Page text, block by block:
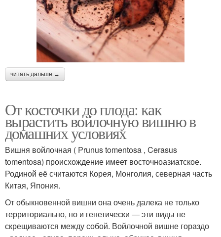
читать дальше →
От косточки до плода: как
вырастить войлочную вишню в
домашних условиях
Вишня войлочная ( Prunus tomentosa , Cerasus
tomentosa) происхождение имеет восточноазиатское.
Родиной её считаются Корея, Монголия, северная часть
Китая, Япония.
От обыкновенной вишни она очень далека не только
территориально, но и генетически — эти виды не
скрещиваются между собой. Войлочной вишне гораздо